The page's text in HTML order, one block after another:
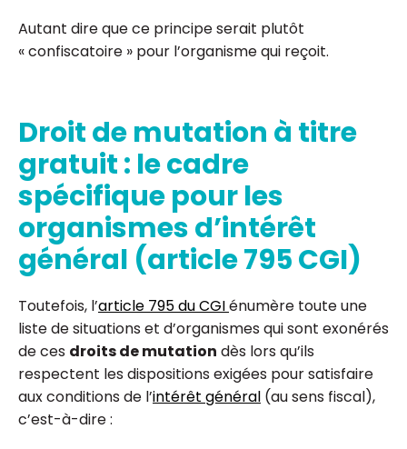
Autant dire que ce principe serait plutôt
« confiscatoire » pour l’organisme qui reçoit.
Droit de mutation à titre
gratuit : le cadre
spécifique pour les
organismes d’intérêt
général (article 795 CGI)
Toutefois, l’article 795 du CGIénumère toute une
liste de situations et d’organismes qui sont exonérés
de ces droits de mutation dès lors qu’ils
respectent les dispositions exigées pour satisfaire
aux conditions de l’intérêt général (au sens fiscal),
c’est-à-dire :